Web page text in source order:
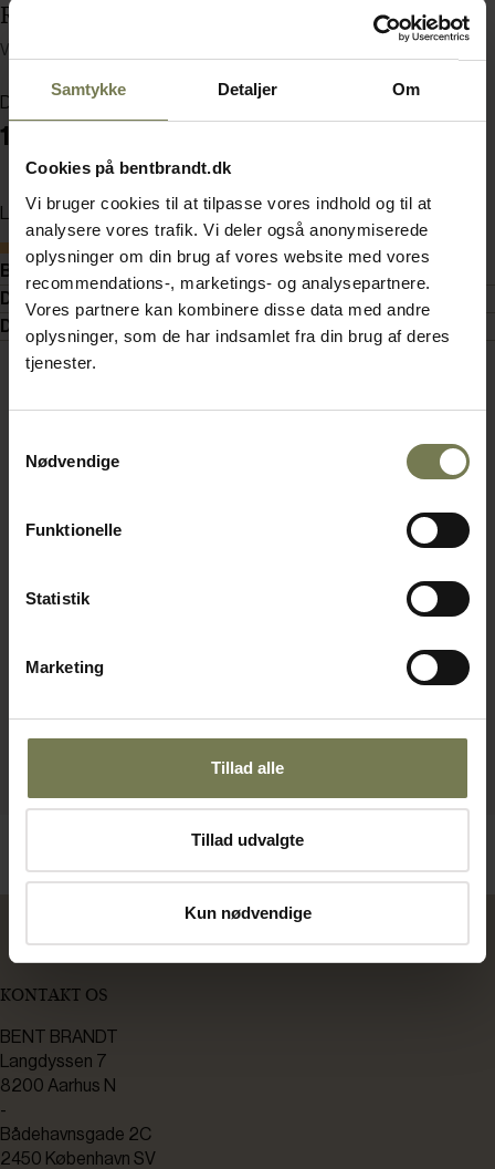
Samtykke Detaljer Om
Cookies på bentbrandt.dk
Vi bruger cookies til at tilpasse vores indhold og til at
analysere vores trafik. Vi deler også anonymiserede
oplysninger om din brug af vores website med vores
recommendations-, marketings- og analysepartnere.
Vores partnere kan kombinere disse data med andre
oplysninger, som de har indsamlet fra din brug af deres
tjenester.
Nødvendige
Funktionelle
Statistik
Marketing
Tillad alle
Tillad udvalgte
Kun nødvendige
Rieber låg til 1/9 GN kantine med håndtag
Varenummer: 42652003
Din pris (ekskl. moms)
176,00 kr./stk.
Læg i kurv
Bestillingsvare
Beskrivelse
Detaljer
Dokumenter
KONTAKT OS
BENT BRANDT
Langdyssen 7
8200 Aarhus N
-
Bådehavnsgade 2C
2450 København SV